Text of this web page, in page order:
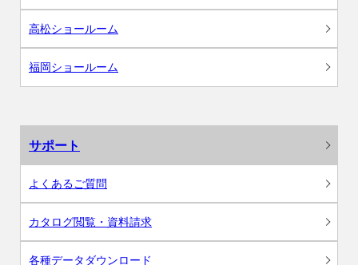
高松ショールーム
福岡ショールーム
サポート
よくあるご質問
カタログ閲覧・資料請求
各種データダウンロード